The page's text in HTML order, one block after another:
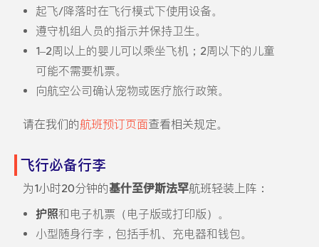
起飞/降落时在飞行模式下使用设备。
遵守机组人员的指示并保持卫生。
1–2周以上的婴儿可以乘坐飞机；2周以下的儿童
可能不需要机票。
向航空公司确认宠物或医疗旅行政策。
请在我们的航班预订页面查看相关规定。
飞行必备行李
为1小时20分钟的基什至伊斯法罕航班轻装上阵：
护照和电子机票（电子版或打印版）。
小型随身行李，包括手机、充电器和钱包。